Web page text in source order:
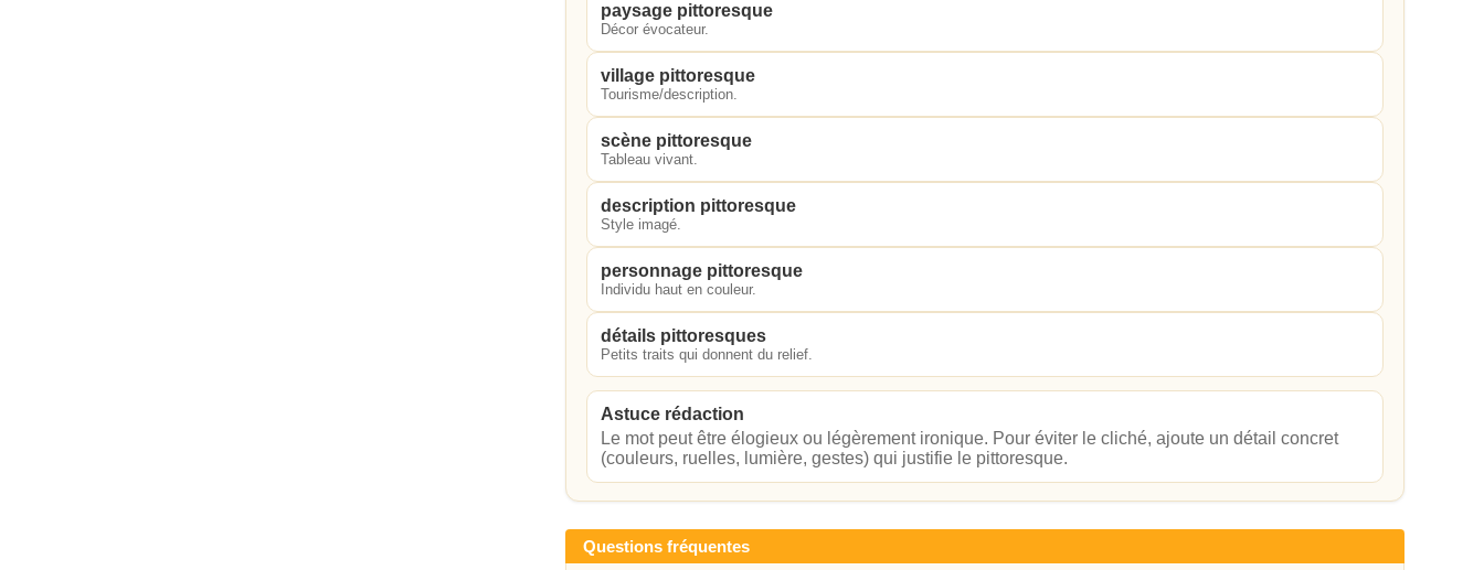
paysage pittoresque
Décor évocateur.
village pittoresque
Tourisme/description.
scène pittoresque
Tableau vivant.
description pittoresque
Style imagé.
personnage pittoresque
Individu haut en couleur.
détails pittoresques
Petits traits qui donnent du relief.
Astuce rédaction
Le mot peut être élogieux ou légèrement ironique. Pour éviter le cliché, ajoute un détail concret
(couleurs, ruelles, lumière, gestes) qui justifie le pittoresque.
Questions fréquentes